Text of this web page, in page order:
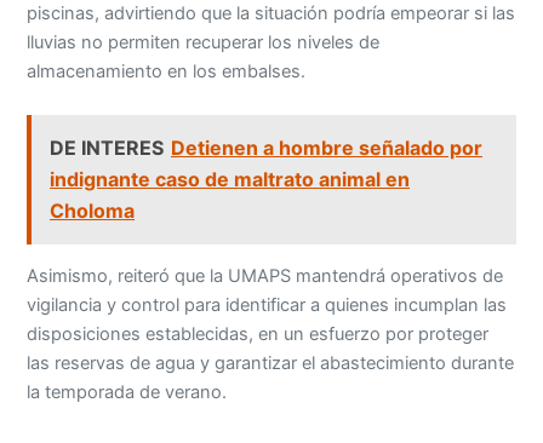
piscinas, advirtiendo que la situación podría empeorar si las
lluvias no permiten recuperar los niveles de
almacenamiento en los embalses.
DE INTERES Detienen a hombre señalado por
indignante caso de maltrato animal en
Choloma
Asimismo, reiteró que la UMAPS mantendrá operativos de
vigilancia y control para identificar a quienes incumplan las
disposiciones establecidas, en un esfuerzo por proteger
las reservas de agua y garantizar el abastecimiento durante
la temporada de verano.